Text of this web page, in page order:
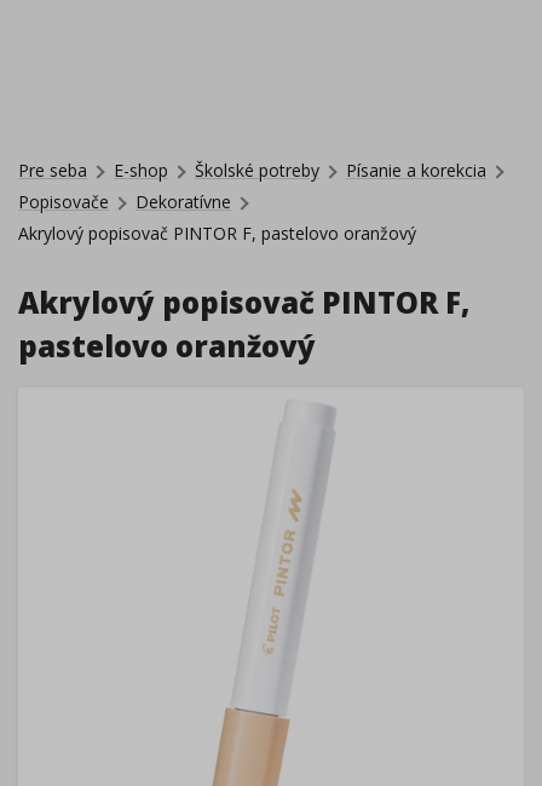
Pre seba E-shop Školské potreby
Písanie a korekcia
Popisovače
Dekoratívne
Akrylový popisovač PINTOR F, pastelovo oranžový
Akrylový popisovač PINTOR F,
pastelovo oranžový